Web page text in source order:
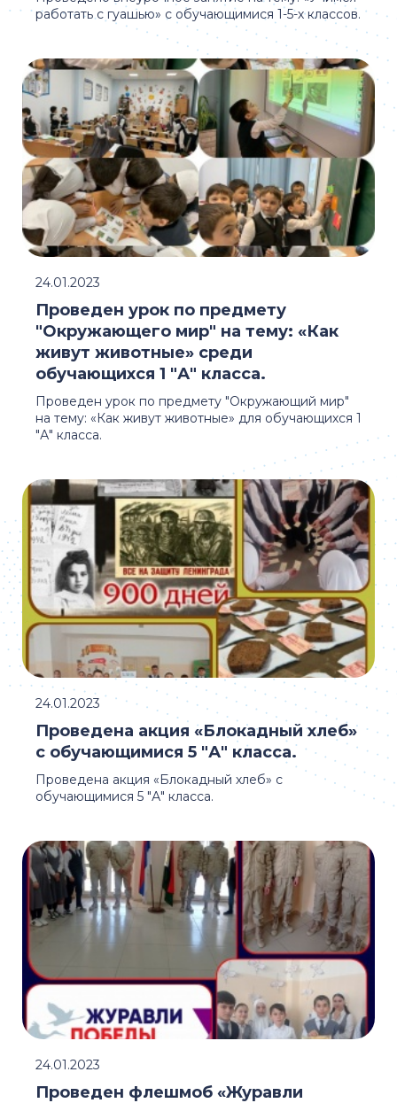
работать с гуашью» с обучающимися 1-5-х классов.
Проведен урок по предмету "Окружающий мир"
на тему: «Как живут животные» для обучающихся 1
"А" класса.
Проведен урок по предмету
"Окружающего мир" на тему: «Как
живут животные» среди
обучающихся 1 "А" класса.
24.01.2023
Проведена акция «Блокадный хлеб» с
обучающимися 5 "А" класса.
Проведена акция «Блокадный хлеб»
с обучающимися 5 "А" класса.
24.01.2023
Проведен флешмоб «Журавли
24.01.2023